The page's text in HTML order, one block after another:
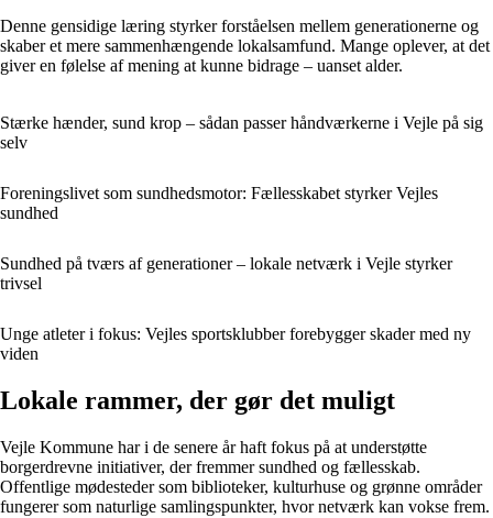
Denne gensidige læring styrker forståelsen mellem generationerne og
skaber et mere sammenhængende lokalsamfund. Mange oplever, at det
giver en følelse af mening at kunne bidrage – uanset alder.
Stærke hænder, sund krop – sådan passer håndværkerne i Vejle på sig
selv
Foreningslivet som sundhedsmotor: Fællesskabet styrker Vejles
sundhed
Sundhed på tværs af generationer – lokale netværk i Vejle styrker
trivsel
Unge atleter i fokus: Vejles sportsklubber forebygger skader med ny
viden
Lokale rammer, der gør det muligt
Vejle Kommune har i de senere år haft fokus på at understøtte
borgerdrevne initiativer, der fremmer sundhed og fællesskab.
Offentlige mødesteder som biblioteker, kulturhuse og grønne områder
fungerer som naturlige samlingspunkter, hvor netværk kan vokse frem.